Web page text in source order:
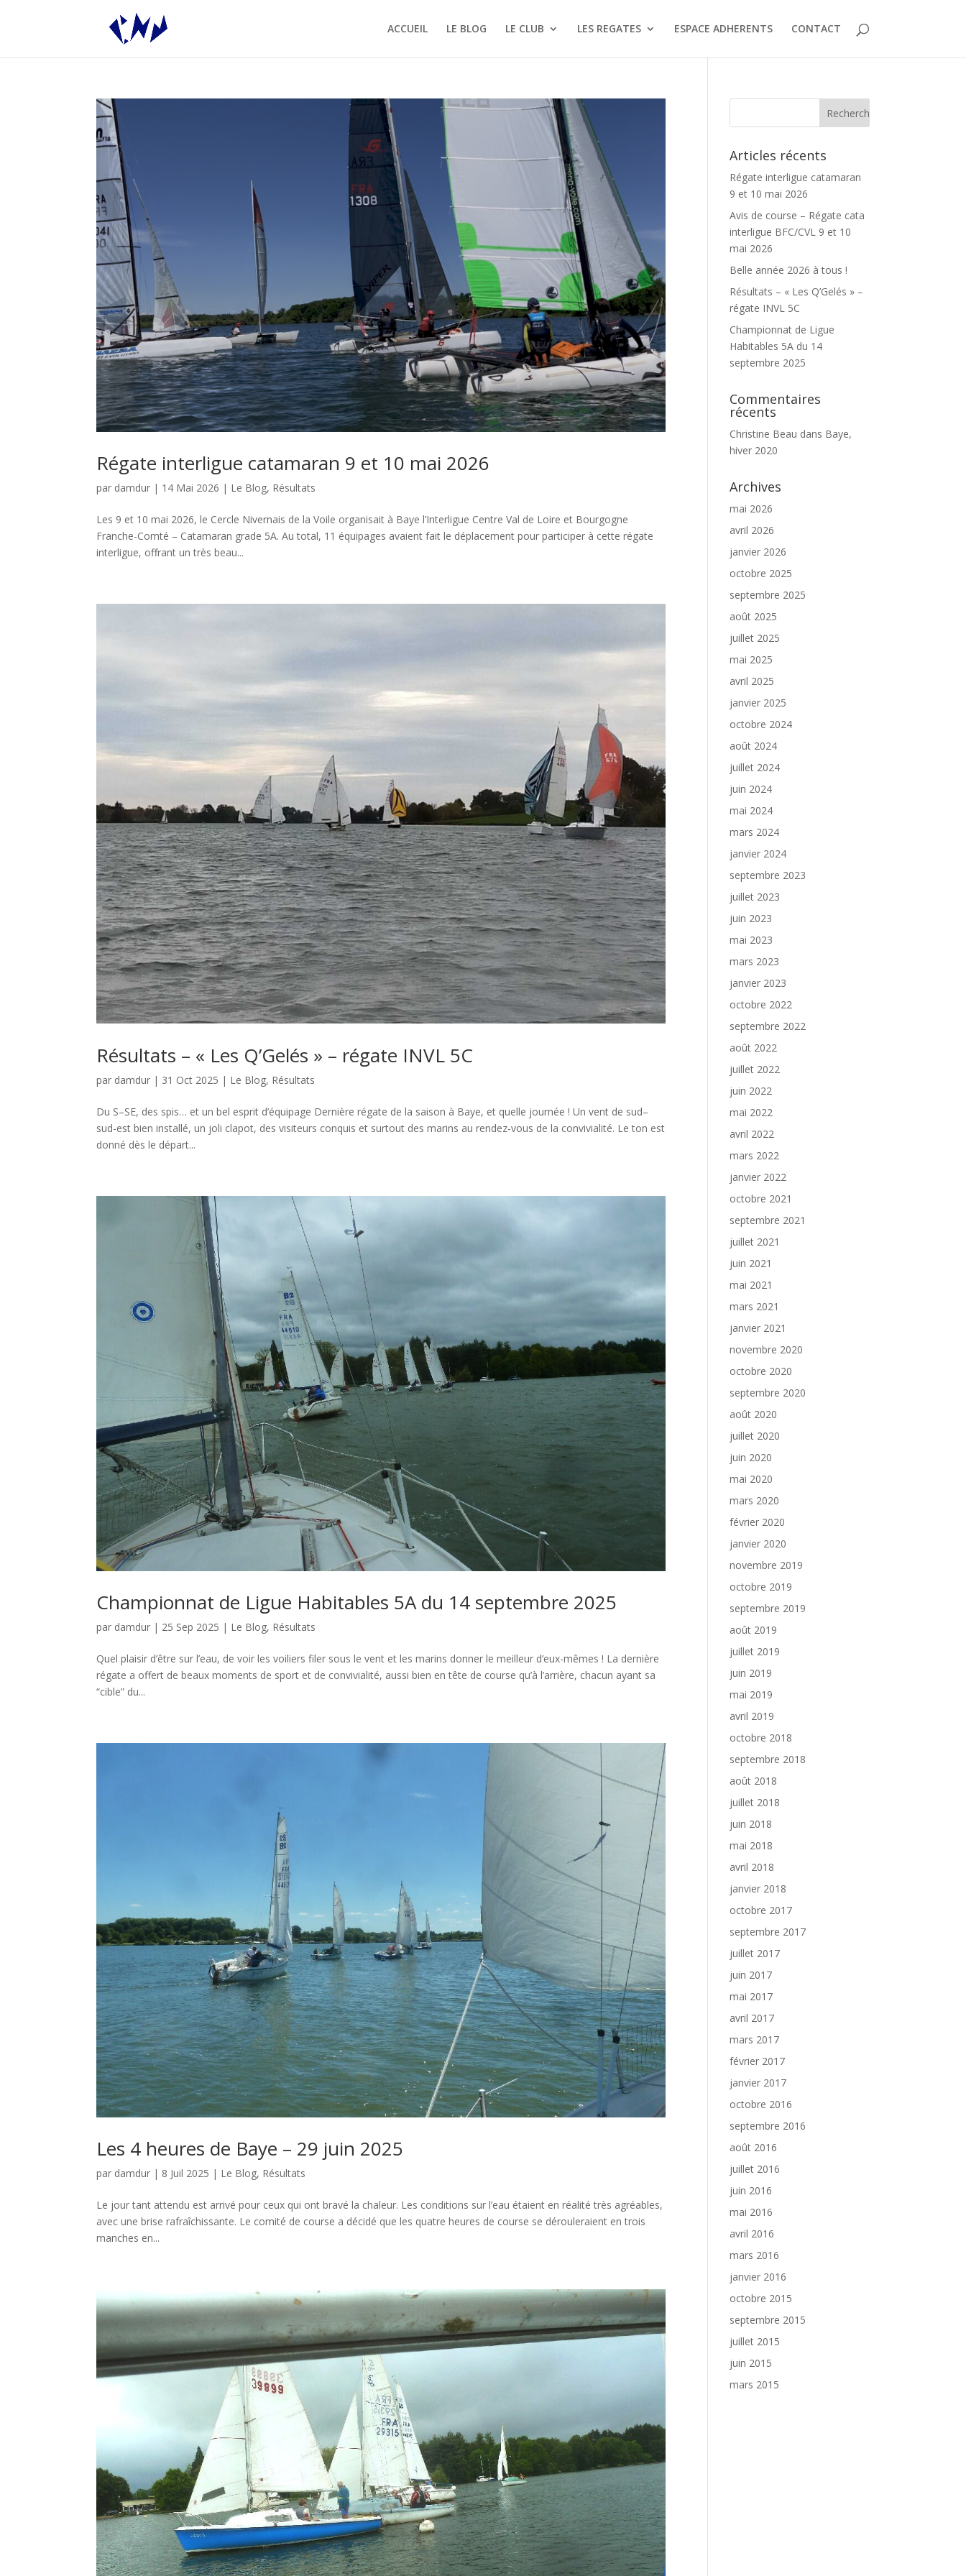
ACCUEIL LE BLOG LE CLUB LES REGATES ESPACE ADHERENTS CONTACT
Régate interligue catamaran 9 et 10 mai 2026
par damdur | 14 Mai 2026 | Le Blog, Résultats
Les 9 et 10 mai 2026, le Cercle Nivernais de la Voile organisait à Baye l’Interligue Centre Val de Loire et Bourgogne
Franche-Comté – Catamaran grade 5A. Au total, 11 équipages avaient fait le déplacement pour participer à cette régate
interligue, offrant un très beau...
Résultats – « Les Q’Gelés » – régate INVL 5C
par damdur | 31 Oct 2025 | Le Blog, Résultats
Du S–SE, des spis… et un bel esprit d’équipage Dernière régate de la saison à Baye, et quelle journée ! Un vent de sud–
sud-est bien installé, un joli clapot, des visiteurs conquis et surtout des marins au rendez-vous de la convivialité. Le ton est
donné dès le départ...
Championnat de Ligue Habitables 5A du 14 septembre 2025
par damdur | 25 Sep 2025 | Le Blog, Résultats
Quel plaisir d’être sur l’eau, de voir les voiliers filer sous le vent et les marins donner le meilleur d’eux-mêmes ! La dernière
régate a offert de beaux moments de sport et de convivialité, aussi bien en tête de course qu’à l’arrière, chacun ayant sa
“cible” du...
Les 4 heures de Baye – 29 juin 2025
par damdur | 8 Juil 2025 | Le Blog, Résultats
Le jour tant attendu est arrivé pour ceux qui ont bravé la chaleur. Les conditions sur l’eau étaient en réalité très agréables,
avec une brise rafraîchissante. Le comité de course a décidé que les quatre heures de course se dérouleraient en trois
manches en...
Articles récents
Régate interligue catamaran
9 et 10 mai 2026
Avis de course – Régate cata
interligue BFC/CVL 9 et 10
mai 2026
Belle année 2026 à tous !
Résultats – « Les Q’Gelés » –
régate INVL 5C
Championnat de Ligue
Habitables 5A du 14
septembre 2025
Commentaires
récents
Christine Beau dans Baye,
hiver 2020
Archives
mai 2026
avril 2026
janvier 2026
octobre 2025
septembre 2025
août 2025
juillet 2025
mai 2025
avril 2025
janvier 2025
octobre 2024
août 2024
juillet 2024
juin 2024
mai 2024
mars 2024
janvier 2024
septembre 2023
juillet 2023
juin 2023
mai 2023
mars 2023
janvier 2023
octobre 2022
septembre 2022
août 2022
juillet 2022
juin 2022
mai 2022
avril 2022
mars 2022
janvier 2022
octobre 2021
septembre 2021
juillet 2021
juin 2021
mai 2021
mars 2021
janvier 2021
novembre 2020
octobre 2020
septembre 2020
août 2020
juillet 2020
juin 2020
mai 2020
mars 2020
février 2020
janvier 2020
novembre 2019
octobre 2019
septembre 2019
août 2019
juillet 2019
juin 2019
mai 2019
avril 2019
octobre 2018
septembre 2018
août 2018
juillet 2018
juin 2018
mai 2018
avril 2018
janvier 2018
octobre 2017
septembre 2017
juillet 2017
juin 2017
mai 2017
avril 2017
mars 2017
février 2017
janvier 2017
octobre 2016
septembre 2016
août 2016
juillet 2016
juin 2016
mai 2016
avril 2016
mars 2016
janvier 2016
octobre 2015
septembre 2015
juillet 2015
juin 2015
mars 2015